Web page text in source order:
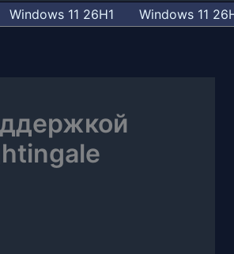
Windows 11 26H1 Windows 11